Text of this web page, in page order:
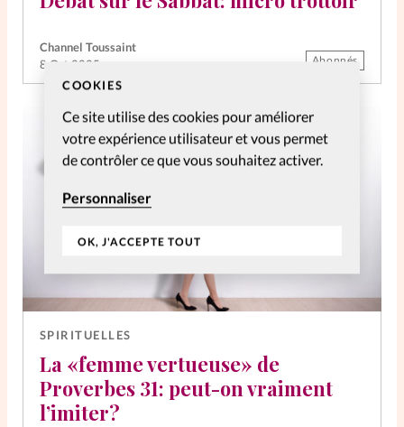
COOKIES
Ce site utilise des cookies pour améliorer
votre expérience utilisateur et vous permet
de contrôler ce que vous souhaitez activer.
Personnaliser
OK, J'ACCEPTE TOUT
Mon compte
Changement d'adresse
Nous contacter
Channel Toussaint
8 Oct 2025
Abonnés
SPIRITUELLES
La «femme vertueuse» de
Proverbes 31: peut-on vraiment
l’imiter?